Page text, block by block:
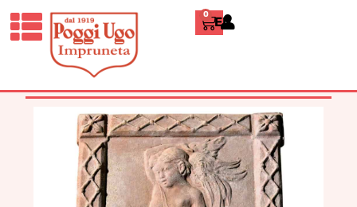
0 ENGLISH
HOME/CLASSICI
PANNELLI
DECORATIVI/ “AMORINO” –
PARMIGIANINO